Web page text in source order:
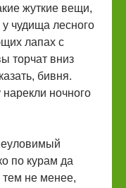
жуткие вещи,
чудища лесного
лапах с
торчат вниз
бивня.
ночного
по курам да
тем не менее,